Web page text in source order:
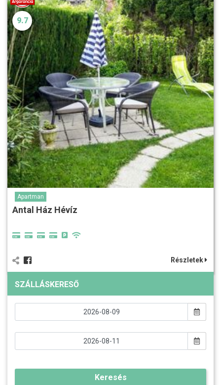
9.7
Apartman
Antal Ház Hévíz
Részletek
SZÁLLÁSKERESŐ
Keresés